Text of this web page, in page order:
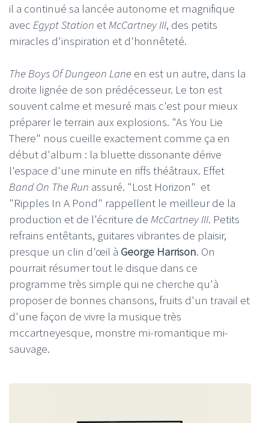
il a continué sa lancée autonome et magnifique
avec Egypt Station et McCartney III, des petits
miracles d'inspiration et d'honnêteté.
The Boys Of Dungeon Lane en est un autre, dans la
droite lignée de son prédécesseur. Le ton est
souvent calme et mesuré mais c'est pour mieux
préparer le terrain aux explosions. "As You Lie
There" nous cueille exactement comme ça en
début d'album : la bluette dissonante dérive
l'espace d'une minute en riffs théâtraux. Effet
Band On The Run assuré. "Lost Horizon" et
"Ripples In A Pond" rappellent le meilleur de la
production et de l'écriture de McCartney III. Petits
refrains entêtants, guitares vibrantes de plaisir,
presque un clin d'œil à George Harrison. On
pourrait résumer tout le disque dans ce
programme très simple qui ne cherche qu'à
proposer de bonnes chansons, fruits d'un travail et
d'une façon de vivre la musique très
mccartneyesque, monstre mi-romantique mi-
sauvage.